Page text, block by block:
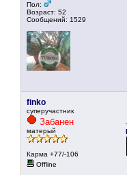
Пол:
Возраст: 52
Сообщений: 1529
finko
суперучастник
Забанен
матерый
Карма +77/-106
Offline